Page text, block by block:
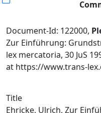
Document-Id: 122000,
Zur Einführung:
lex mercatoria, 30 JuS
at https://www.trans-
Title
Ehricke, Ulrich, Zur